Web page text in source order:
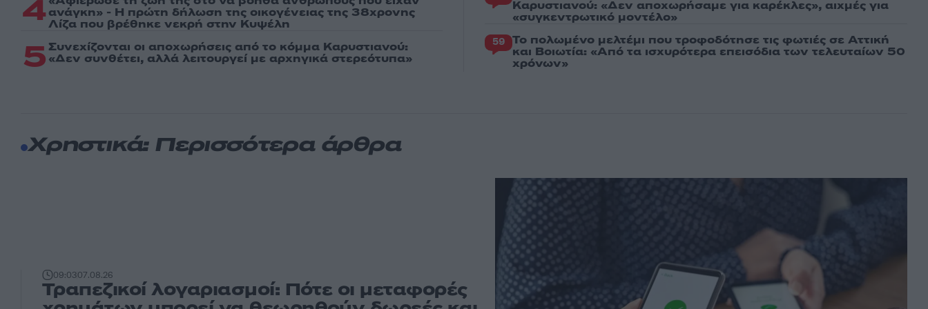
4 ανάγκη» - Η πρώτη δήλωση της οικογένειας της 38χρονης
Λίζα που βρέθηκε νεκρή στην Κυψέλη
5 Συνεχίζονται οι αποχωρήσεις από το κόμμα Καρυστιανού:
«Δεν συνθέτει, αλλά λειτουργεί με αρχηγικά στερεότυπα»
Καρυστιανού: «Δεν αποχωρήσαμε για καρέκλες», αιχμές για
«συγκεντρωτικό μοντέλο»
59 Το πολωμένο μελτέμι που τροφοδότησε τις φωτιές σε Αττική
και Βοιωτία: «Από τα ισχυρότερα επεισόδια των τελευταίων 50
χρόνων»
Χρηστικά: Περισσότερα άρθρα
09:0307.08.26
Τραπεζικοί λογαριασμοί: Πότε οι μεταφορές